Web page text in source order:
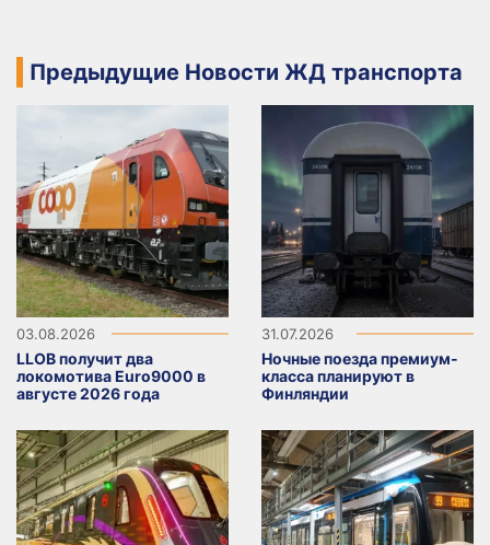
Предыдущие Новости ЖД транспорта
03.08.2026
LLOB получит два
локомотива Euro9000 в
августе 2026 года
31.07.2026
Ночные поезда премиум-
класса планируют в
Финляндии